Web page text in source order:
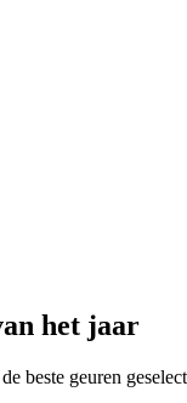
het jaar
beste geuren